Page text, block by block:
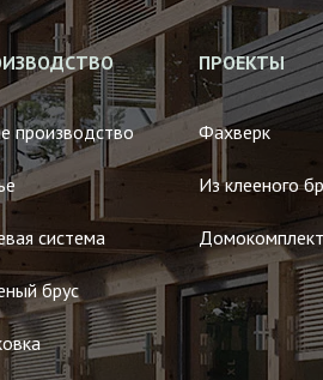
производство
система
брус
ПРОЕКТЫ
Фахверк
Из клееного